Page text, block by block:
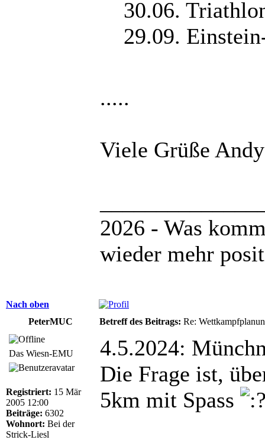
30.06.
29.09.
.....
Viele Grüße Andy
2026 - Was
wieder mehr
Nach oben
PeterMUC
Betreff des Beitrags: Re:
Das Wiesn-EMU
Registriert: 15 Mär
2005 12:00
Beiträge: 6302
Wohnort: Bei der
Strick-Liesl
4.5.2024:
Die Frage ist,
5km mit Spass